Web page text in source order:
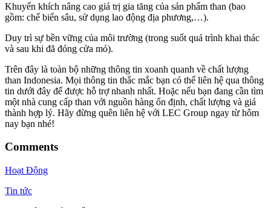
Khuyến khích nâng cao giá trị gia tăng của sản phẩm than (bao
gồm: chế biến sâu, sử dụng lao động địa phương,…).
Duy trì sự bền vững của môi trường (trong suốt quá trình khai thác
và sau khi đã đóng cửa mỏ).
Trên đây là toàn bộ những thông tin xoanh quanh về chất lượng
than Indonesia. Mọi thông tin thắc mắc bạn có thể liên hệ qua thông
tin dưới đây để được hỗ trợ nhanh nhất. Hoặc nếu bạn đang cần tìm
một nhà cung cấp than với nguồn hàng ổn định, chất lượng và giá
thành hợp lý. Hãy đừng quên liên hệ với LEC Group ngay từ hôm
nay bạn nhé!
Comments
Hoạt Động
Tin tức